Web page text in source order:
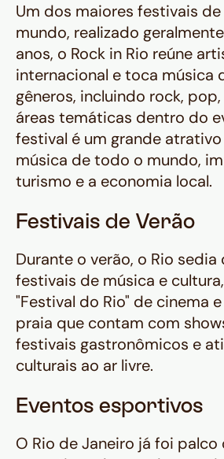
Um dos maiores festivais
mundo, realizado
anos, o Rock in Rio reúne
internacional e toca música
gêneros, incluindo rock,
áreas temáticas dentro do
festival é um grande
música de todo o mundo,
turismo e a economia local.
Festivais de Verão
Durante o verão, o Rio sedia
festivais de música e
"Festival do Rio" de cinema
praia que contam com
festivais gastronômicos e
culturais ao ar livre.
Eventos esportivos
O Rio de Janeiro já foi palco